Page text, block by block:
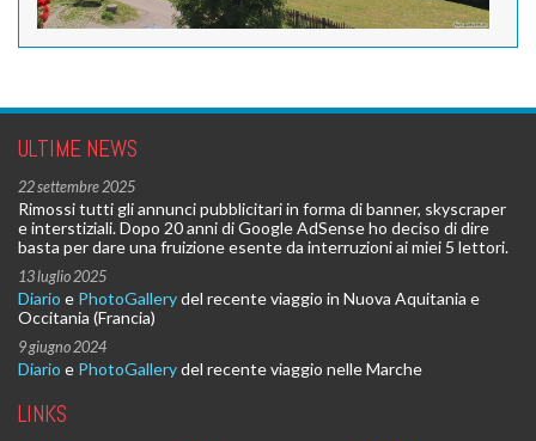
ULTIME NEWS
22 settembre 2025
Rimossi tutti gli annunci pubblicitari in forma di banner, skyscraper
e interstiziali. Dopo 20 anni di Google AdSense ho deciso di dire
basta per dare una fruizione esente da interruzioni ai miei 5 lettori.
13 luglio 2025
Diario e PhotoGallerydel recente viaggio in Nuova Aquitania e
Occitania (Francia)
9 giugno 2024
Diario e PhotoGallerydel recente viaggio nelle Marche
LINKS